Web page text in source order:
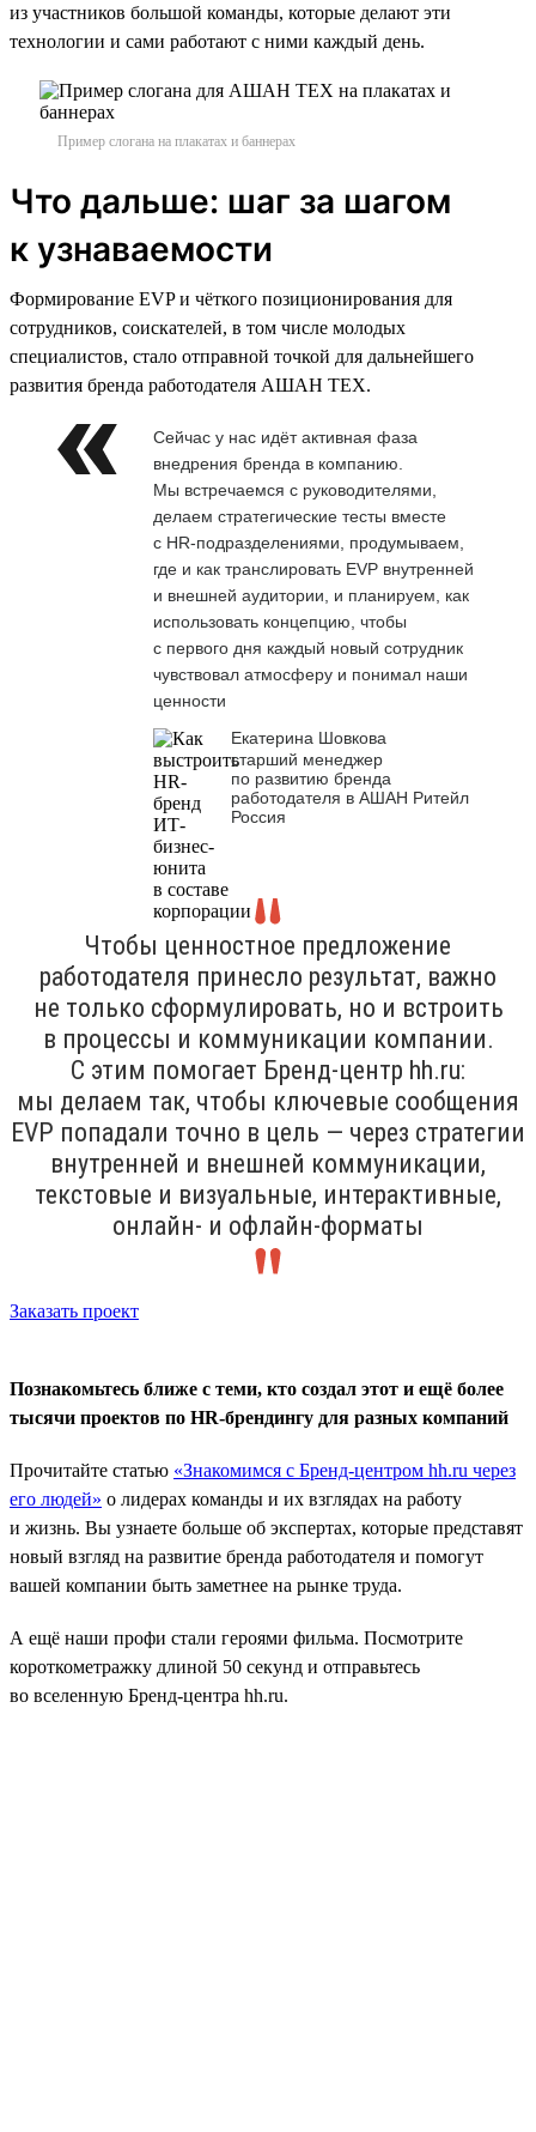
из участников большой команды, которые делают эти
технологии и сами работают с ними каждый день.
Пример слогана на плакатах и баннерах
Что дальше: шаг за шагом
к узнаваемости
Формирование EVP и чёткого позиционирования для
сотрудников, соискателей, в том числе молодых
специалистов, стало отправной точкой для дальнейшего
развития бренда работодателя АШАН ТЕХ.
Сейчас у нас идёт активная фаза
внедрения бренда в компанию.
Мы встречаемся с руководителями,
делаем стратегические тесты вместе
с HR-подразделениями, продумываем,
где и как транслировать EVP внутренней
и внешней аудитории, и планируем, как
использовать концепцию, чтобы
с первого дня каждый новый сотрудник
чувствовал атмосферу и понимал наши
ценности
Екатерина Шовкова
старший менеджер
по развитию бренда
работодателя в АШАН Ритейл
Россия
Чтобы ценностное предложение
работодателя принесло результат, важно
не только сформулировать, но и встроить
в процессы и коммуникации компании.
С этим помогает Бренд-центр hh.ru:
мы делаем так, чтобы ключевые сообщения
ЕVP попадали точно в цель — через стратегии
внутренней и внешней коммуникации,
текстовые и визуальные, интерактивные,
онлайн- и офлайн-форматы
Заказать проект
Познакомьтесь ближе с теми, кто создал этот и ещё более
тысячи проектов по HR-брендингу для разных компаний
Прочитайте статью «Знакомимся с Бренд-центром hh.ru через
его людей» о лидерах команды и их взглядах на работу
и жизнь. Вы узнаете больше об экспертах, которые представят
новый взгляд на развитие бренда работодателя и помогут
вашей компании быть заметнее на рынке труда.
А ещё наши профи стали героями фильма. Посмотрите
короткометражку длиной 50 секунд и отправьтесь
во вселенную Бренд-центра hh.ru.